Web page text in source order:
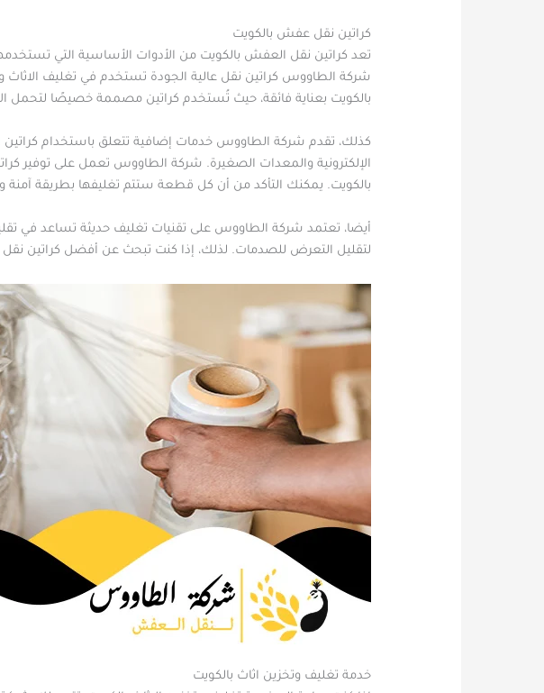
كراتين نقل عفش بالكويت
تعد كراتين نقل العفش بالكويت من الأدوات الأساسية التي
شركة الطاووس كراتين نقل عالية الجودة تستخدم في تغليف الاثاث
بالكويت بعناية فائقة، حيث تُستخدم كراتين مصممة خصيصًا لتحمل
كذلك، تقدم شركة الطاووس خدمات إضافية تتعلق باستخدام كراتين
الإلكترونية والمعدات الصغيرة. شركة الطاووس تعمل على توفير
بالكويت. يمكنك التأكد من أن كل قطعة ستتم تغليفها بطريقة آمنة
أيضا، تعتمد شركة الطاووس على تقنيات تغليف حديثة تساعد في تقليل
لتقليل التعرض للصدمات. لذلك، إذا كنت تبحث عن أفضل كراتين
خدمة تغليف وتخزين اثاث بالكويت